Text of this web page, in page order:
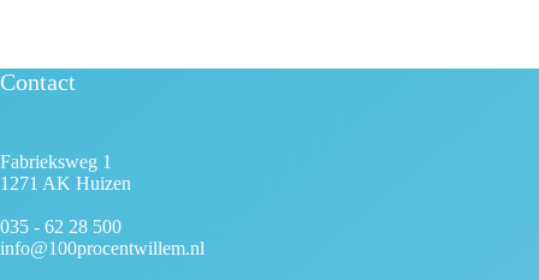
Contact
Fabrieksweg 1
1271 AK Huizen
035 - 62 28 500
info@100procentwillem.nl